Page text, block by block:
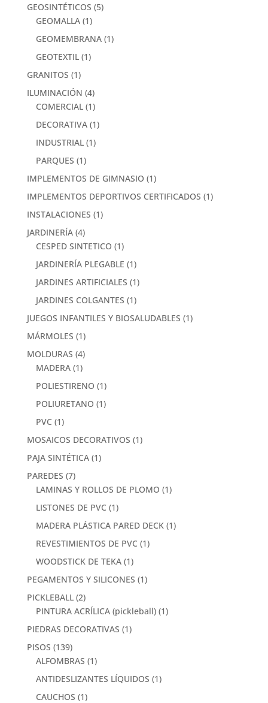
GEOSINTÉTICOS (5)
GEOMALLA (1)
GEOMEMBRANA (1)
GEOTEXTIL (1)
GRANITOS (1)
ILUMINACIÓN (4)
COMERCIAL (1)
DECORATIVA (1)
INDUSTRIAL (1)
PARQUES (1)
IMPLEMENTOS DE GIMNASIO (1)
IMPLEMENTOS DEPORTIVOS CERTIFICADOS (1)
INSTALACIONES (1)
JARDINERÍA (4)
CESPED SINTETICO (1)
JARDINERÍA PLEGABLE (1)
JARDINES ARTIFICIALES (1)
JARDINES COLGANTES (1)
JUEGOS INFANTILES Y BIOSALUDABLES (1)
MÁRMOLES (1)
MOLDURAS (4)
MADERA (1)
POLIESTIRENO (1)
POLIURETANO (1)
PVC (1)
MOSAICOS DECORATIVOS (1)
PAJA SINTÉTICA (1)
PAREDES (7)
LAMINAS Y ROLLOS DE PLOMO (1)
LISTONES DE PVC (1)
MADERA PLÁSTICA PARED DECK (1)
REVESTIMIENTOS DE PVC (1)
WOODSTICK DE TEKA (1)
PEGAMENTOS Y SILICONES (1)
PICKLEBALL (2)
PINTURA ACRÍLICA (pickleball) (1)
PIEDRAS DECORATIVAS (1)
PISOS (139)
ALFOMBRAS (1)
ANTIDESLIZANTES LÍQUIDOS (1)
CAUCHOS (1)